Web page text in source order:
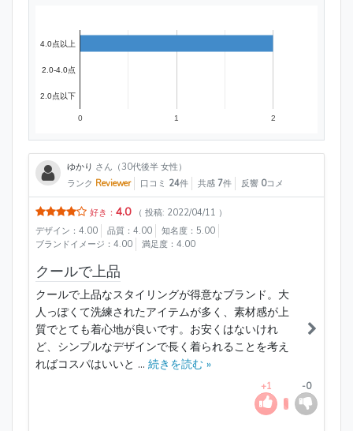
0 1 2
4.0点以上
2.0-4.0点
2.0点以下
ゆかり さん（30代後半 女性）
ランク Reviewer 口コミ 24件 共感 7件 反響 0コメ
好き： 4.0
（ 投稿: 2022/04/11 ）
デザイン：4.00
品質：4.00
知名度：5.00
ブランドイメージ：4.00
満足度：4.00
クールで上品
クールで上品なスタイリングが得意なブランド。大
人っぽくて洗練されたアイテムが多く、素材感が上
質でとても着心地が良いです。お安くはないけれ
ど、シンプルなデザインで長く着られることを考え
ればコスパはいいと ... 続きを読む »
+1 -0